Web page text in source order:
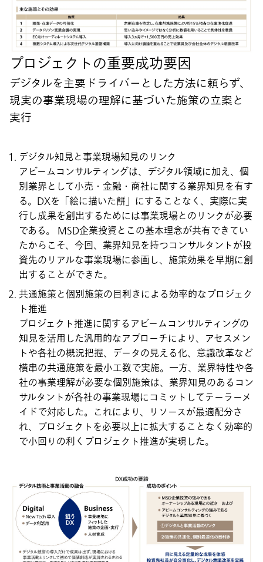
プロジェクトの重要成功要因
デジタルを主要ドライバーとした方法に頼らず、
現実の事業現場の理解に基づいた施策の立案と
実行
デジタル知見と事業現場知見のリンク
アビームコンサルティングは、デジタル領域に加え、個
別業界として小売・金融・商社に関する業界知見を有す
る。DXを「絵に描いた餅」にすることなく、実際に実
行し成果を創出するためには事業現場とのリンクが必要
である。 MSD企業投資とこの基本理念が共有できてい
たからこそ、今回、業界知見を持つコンサルタントが投
資先のリアルな事業現場に参画し、施策効果を早期に創
出することができた。
共通施策と個別施策の目利きによる効率的なプロジェク
ト推進
プロジェクト推進に関するアビームコンサルティングの
知見を活用した汎用的なアプローチにより、アセスメン
トや各社の概況把握、データの見える化、意識改革など
横串の共通施策を最小工数で実施。一方、業界特性や各
社の事業理解が必要な個別施策は、業界知見のあるコン
サルタントが各社の事業現場にコミットしてテーラーメ
イドで対応した。これにより、リソースが最適配分さ
れ、プロジェクトを必要以上に拡大することなく効率的
で小回りの利くプロジェクト推進が実現した。